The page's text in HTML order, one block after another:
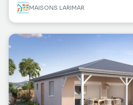
MAISONS LARIMAR